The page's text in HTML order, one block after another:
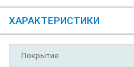
ХАРАКТЕРИСТИКИ
Покрытие